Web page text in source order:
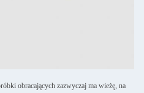
obracających zazwyczaj ma wieżę, na